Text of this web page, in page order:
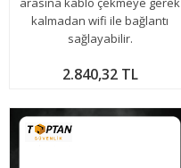
kalmadan wifi ile bağlantı
sağlayabilir.
2.840,32 TL